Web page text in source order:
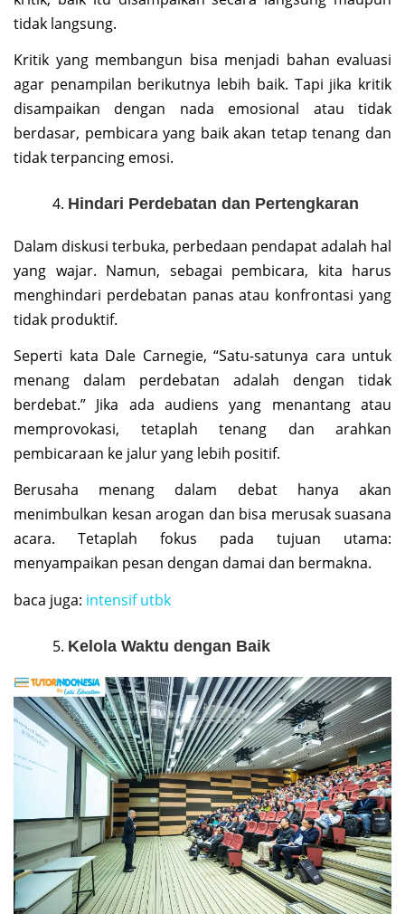
tidak langsung.
Kritik yang membangun bisa menjadi bahan evaluasi
agar penampilan berikutnya lebih baik. Tapi jika kritik
disampaikan dengan nada emosional atau tidak
berdasar, pembicara yang baik akan tetap tenang dan
tidak terpancing emosi.
Hindari Perdebatan dan Pertengkaran
Dalam diskusi terbuka, perbedaan pendapat adalah hal
yang wajar. Namun, sebagai pembicara, kita harus
menghindari perdebatan panas atau konfrontasi yang
tidak produktif.
Seperti kata Dale Carnegie, “Satu-satunya cara untuk
menang dalam perdebatan adalah dengan tidak
berdebat.” Jika ada audiens yang menantang atau
memprovokasi, tetaplah tenang dan arahkan
pembicaraan ke jalur yang lebih positif.
Berusaha menang dalam debat hanya akan
menimbulkan kesan arogan dan bisa merusak suasana
acara. Tetaplah fokus pada tujuan utama:
menyampaikan pesan dengan damai dan bermakna.
baca juga: intensif utbk
Kelola Waktu dengan Baik